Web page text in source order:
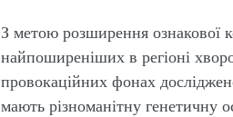
З метою розширення ознакової
найпоширеніших в регіоні
провокаційних фонах
мають різноманітну генетичну